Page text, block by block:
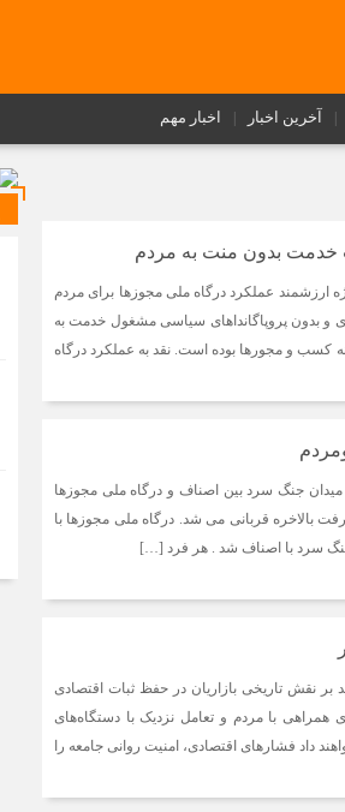
آخرین اخبار اخبار مهم
خدمت بدون منت به مردم
ارزشمند عملکرد درگاه ملی مجوزها برای مردم
و بدون پروپاگانداهای سیاسی مشغول خدمت به
کسب و مجورها بوده است. نقد به عملکرد درگاه
جنگ سرد بین اصناف و درگاه ملی مجوزها
بالاخره قربانی می شد. درگاه ملی مجوزها با
جنگ سرد با اصناف شد . هر فرد […]
بر نقش تاریخی بازاریان در حفظ ثبات اقتصادی
با مردم و تعامل نزدیک با دستگاه‌های
داد فشارهای اقتصادی، امنیت روانی جامعه را